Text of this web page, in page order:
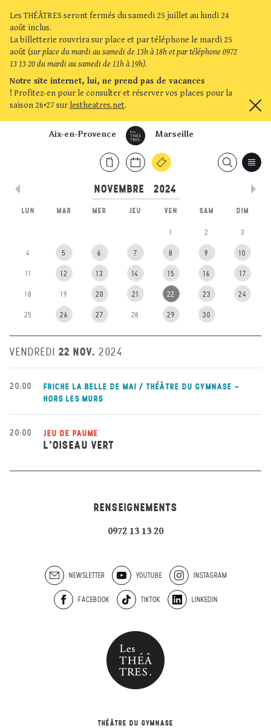
Les THÉÂTRES seront fermés du samedi 25 juillet au lundi 24
août inclus.
La billetterie rouvrira sur place et par téléphone le mardi 25
août (sur place du mardi au samedi de 13h à 18h et par téléphone 0972
13 13 20 du mardi au samedi de 11h à 19h).
Notre site internet, lui, ne prend pas de vacances
! Profitez-en pour le consulter et réserver vos places pour la
saison 26•27 sur lestheatres.net.
Marseille
Aix-en-Provence
LUN MAR MER JEU VEN SAM DIM
1 2 3
4 5 6 7 8 9 10
11 12 13 14 15 16 17
18 19 20 21 22 23 24
25 26 27 28 29 30
VENDREDI 22 NOV. 2024
20:00
FRICHE LA BELLE DE MAI / THÉÂTRE DU GYMNASE -
HORS LES MURS
20:00 JEU DE PAUME
L’OISEAU VERT
RENSEIGNEMENTS
0972 13 13 20
NEWSLETTER YOUTUBE INSTAGRAM
FACEBOOK TIKTOK LINKEDIN
THÉÂTRE DU GYMNASE